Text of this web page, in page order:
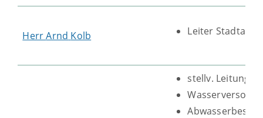
HerrArnd Kolb Leiter
stellv. Leitung